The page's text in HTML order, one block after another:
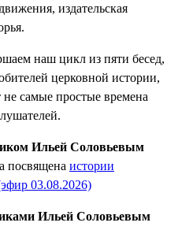
издательская
наш цикл из пяти бесед,
церковной истории,
не самые простые времена
Ильей Соловьевым
посвящена истории
03.08.2026)
Ильей Соловьевым